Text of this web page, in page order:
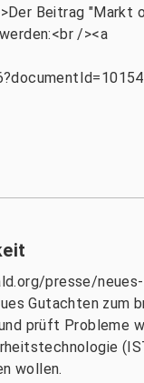
Beitrag "Markt
/><a
presse/
Gutachten zum
prüft Probleme
wollen.